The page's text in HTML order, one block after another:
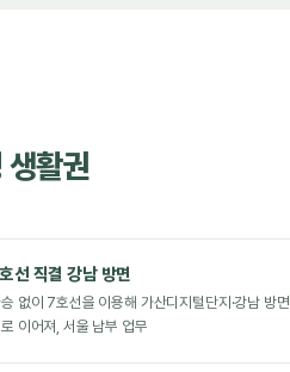
생활권
선 직결 강남 방면
없이 7호선을 이용해 가산디지털단지·강남 방면
이어져, 서울 남부 업무